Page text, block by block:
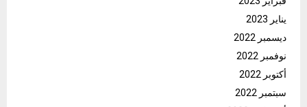
يناير 2023
ديسمبر 2022
نوفمبر 2022
أكتوبر 2022
سبتمبر 2022